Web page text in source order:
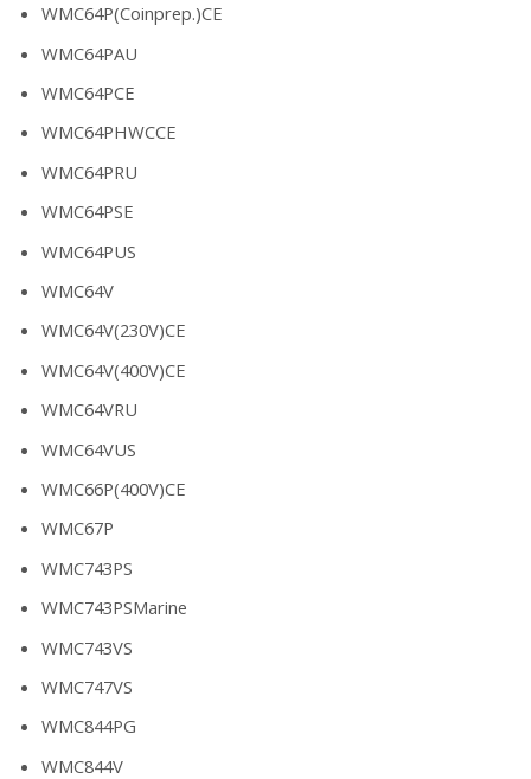
WMC64P(Coinprep.)CE
WMC64PAU
WMC64PCE
WMC64PHWCCE
WMC64PRU
WMC64PSE
WMC64PUS
WMC64V
WMC64V(230V)CE
WMC64V(400V)CE
WMC64VRU
WMC64VUS
WMC66P(400V)CE
WMC67P
WMC743PS
WMC743PSMarine
WMC743VS
WMC747VS
WMC844PG
WMC844V